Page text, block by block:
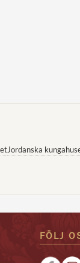
Jordanska
FÖLJ